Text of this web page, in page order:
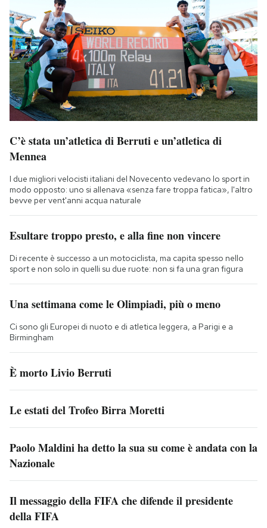
C’è stata un’atletica di Berruti e un’atletica di
Mennea
I due migliori velocisti italiani del Novecento vedevano lo sport in
modo opposto: uno si allenava «senza fare troppa fatica», l'altro
bevve per vent'anni acqua naturale
Esultare troppo presto, e alla fine non vincere
Di recente è successo a un motociclista, ma capita spesso nello
sport e non solo in quelli su due ruote: non si fa una gran figura
Una settimana come le Olimpiadi, più o meno
Ci sono gli Europei di nuoto e di atletica leggera, a Parigi e a
Birmingham
È morto Livio Berruti
Le estati del Trofeo Birra Moretti
Paolo Maldini ha detto la sua su come è andata con la
Nazionale
Il messaggio della FIFA che difende il presidente
della FIFA